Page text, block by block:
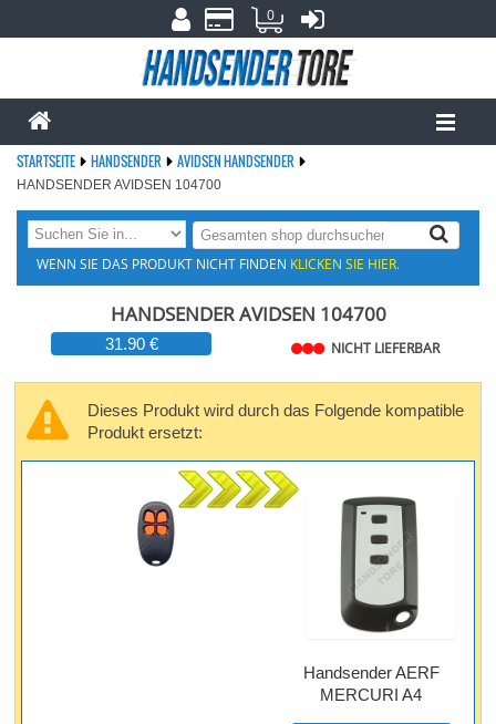
0
STARTSEITE HANDSENDER AVIDSEN HANDSENDER
HANDSENDER AVIDSEN 104700
WENN SIE DAS PRODUKT NICHT FINDEN KLICKEN SIE HIER.
HANDSENDER AVIDSEN 104700
31.90 € NICHT LIEFERBAR
Dieses Produkt wird durch das Folgende kompatible
Produkt ersetzt:
Handsender AERF
MERCURI A4